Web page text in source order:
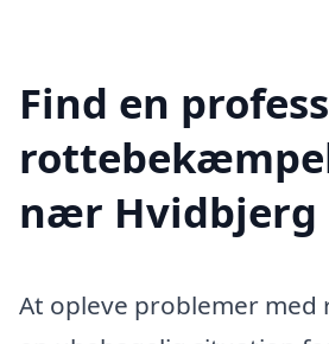
Find en
nær Hvidbjerg
At opleve problemer